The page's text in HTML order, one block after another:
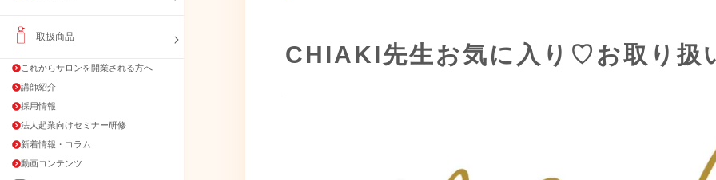
取扱商品
これからサロンを開業される方へ
講師紹介
採用情報
法人起業向けセミナー研修
新着情報・コラム
動画コンテンツ
CHIAKI先生お気に入り♡お取り扱